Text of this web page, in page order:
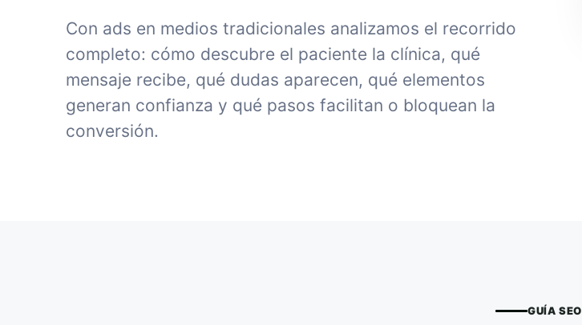
Con ads en medios tradicionales analizamos el recorrido
completo: cómo descubre el paciente la clínica, qué
mensaje recibe, qué dudas aparecen, qué elementos
generan confianza y qué pasos facilitan o bloquean la
conversión.
GUÍA SEO